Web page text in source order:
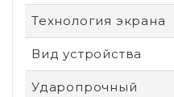
Технология экрана
Вид устройства
Ударопрочный